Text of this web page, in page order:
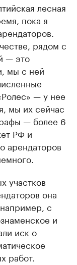
лесная
пока я
рядом с
— это
мы с ней
— у нее
мы их сейчас
— более 6
РФ и
арендаторов
участков
она
с
и
иск о
работ.